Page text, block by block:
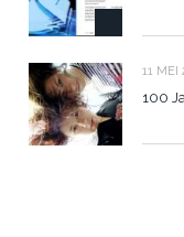
11 MEI
100